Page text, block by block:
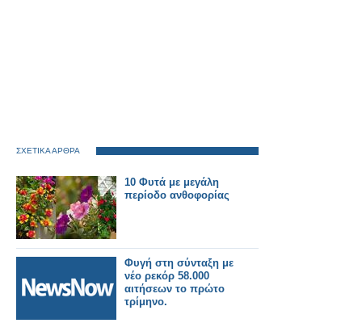
ΣΧΕΤΙΚΑ ΑΡΘΡΑ
10 Φυτά με μεγάλη
περίοδο ανθοφορίας
Φυγή στη σύνταξη με
νέο ρεκόρ 58.000
αιτήσεων το πρώτο
τρίμηνο.